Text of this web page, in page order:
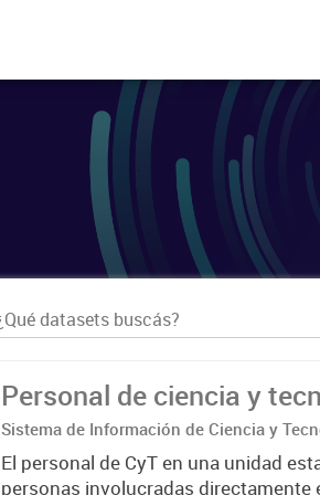
Personal de ciencia y
Sistema de Información de Ciencia y
El personal de CyT en una unidad
personas involucradas directamente